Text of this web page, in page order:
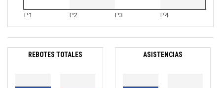
P1 P2 P3 P4
REBOTES TOTALES ASISTENCIAS